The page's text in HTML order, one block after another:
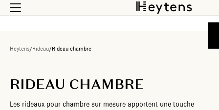
Heytens/Rideau/Rideau chambre
RIDEAU CHAMBRE
Les rideaux pour chambre sur mesure apportent une touche